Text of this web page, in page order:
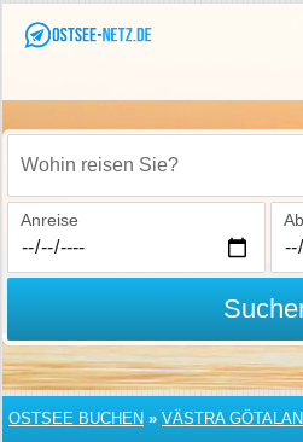
Wohin reisen Sie?
Anreise
OSTSEE BUCHEN » VÄSTRA